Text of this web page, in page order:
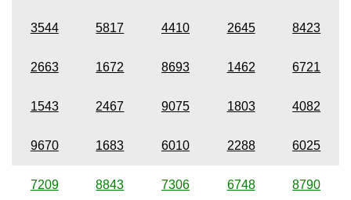
3544 5817 4410 2645 8423
2663 1672 8693 1462 6721
1543 2467 9075 1803 4082
9670 1683 6010 2288 6025
7209 8843 7306 6748 8790